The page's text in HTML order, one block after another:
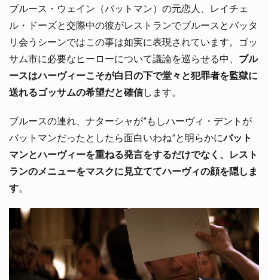
ブルース・ウェイン（バットマン）の元恋人、レイチェ
ル・ドーズと交際中の彼がレストランでブルースとバッタ
リ会うシーンではこの事は如実に表現されています。ゴッ
サム市に必要なヒーローについて議論を巡らせる中、 ブル
ースはハーヴィーこそが白日の下で堂々と犯罪者を監獄に
送れるゴッサムの希望だと確信します。
ブルースの連れ、ナターシャが”もしハーヴィ・デントが
バットマンだったとしたら面白いわね”と明らかにバット
マンとハーヴィーを重ねる発言をするだけでなく、レスト
ランのメニューをマスクに見立ててハーヴィの顔を隠しま
す